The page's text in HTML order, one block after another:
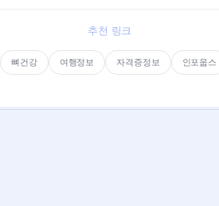
추천 링크
뼈건강 여행정보 자격증정보 인포웁스